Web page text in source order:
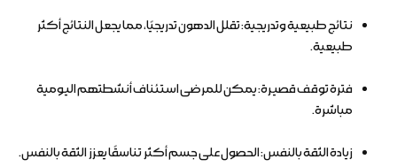
نتائج طبيعية وتدريجية: تقلل الدهون تدريجيًا، مما يجعل النتائج أكثر
طبيعية.
فترة توقف قصيرة: يمكن للمرضى استئناف أنشطتهم اليومية
مباشرة.
زيادة الثقة بالنفس: الحصول على جسم أكثر تناسقًا يعزز الثقة بالنفس.